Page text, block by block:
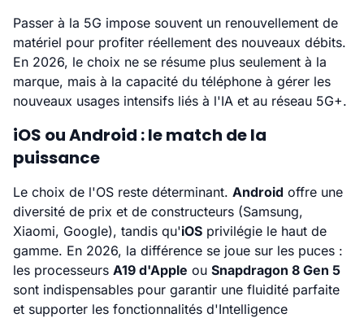
Passer à la 5G impose souvent un renouvellement de
matériel pour profiter réellement des nouveaux débits.
En 2026, le choix ne se résume plus seulement à la
marque, mais à la capacité du téléphone à gérer les
nouveaux usages intensifs liés à l'IA et au réseau 5G+.
iOS ou Android : le match de la
puissance
Le choix de l'OS reste déterminant. Android offre une
diversité de prix et de constructeurs (Samsung,
Xiaomi, Google), tandis qu'iOS privilégie le haut de
gamme. En 2026, la différence se joue sur les puces :
les processeurs A19 d'Apple ou Snapdragon 8 Gen 5
sont indispensables pour garantir une fluidité parfaite
et supporter les fonctionnalités d'Intelligence